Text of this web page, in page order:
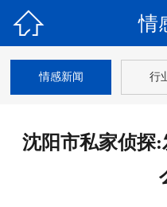
 情
情感新闻 行
沈阳市私家侦探